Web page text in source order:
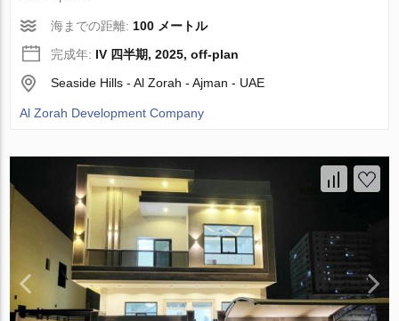
海までの距離: 100 メートル
完成年: IV 四半期, 2025, off-plan
Seaside Hills - Al Zorah - Ajman - UAE
Al Zorah Development Company